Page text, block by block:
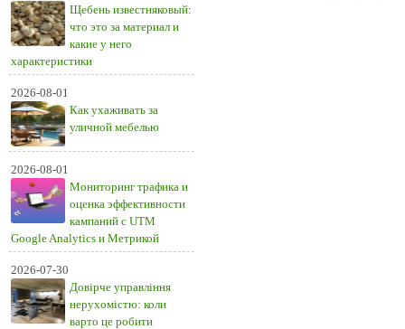
Щебень известняковый:
что это за материал и
какие у него
характеристики
2026-08-01
Как ухаживать за
уличной мебелью
2026-08-01
Мониторинг трафика и
оценка эффективности
кампаний с UTM
Google Analytics и Метрикой
2026-07-30
Довірче управління
нерухомістю: коли
варто це робити